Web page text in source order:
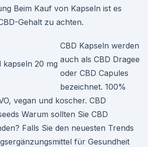
Beim Kauf von Kapseln ist es
Gehalt zu achten.
CBD Kapseln werden
auch als CBD Dragee
oder CBD Capules
bezeichnet. 100%
vegan und koscher. CBD
Warum sollten Sie CBD
Falls Sie den neuesten Trends
für Gesundheit